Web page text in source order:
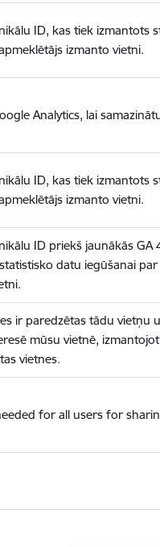
ID, kas tiek izmantots
izmanto vietni.
Analytics, lai
ID, kas tiek izmantots
izmanto vietni.
ID priekš jaunākās GA
datu iegūšanai
ir paredzētas tādu vietņu
mūsu vietnē,
vietnes.
for all users for